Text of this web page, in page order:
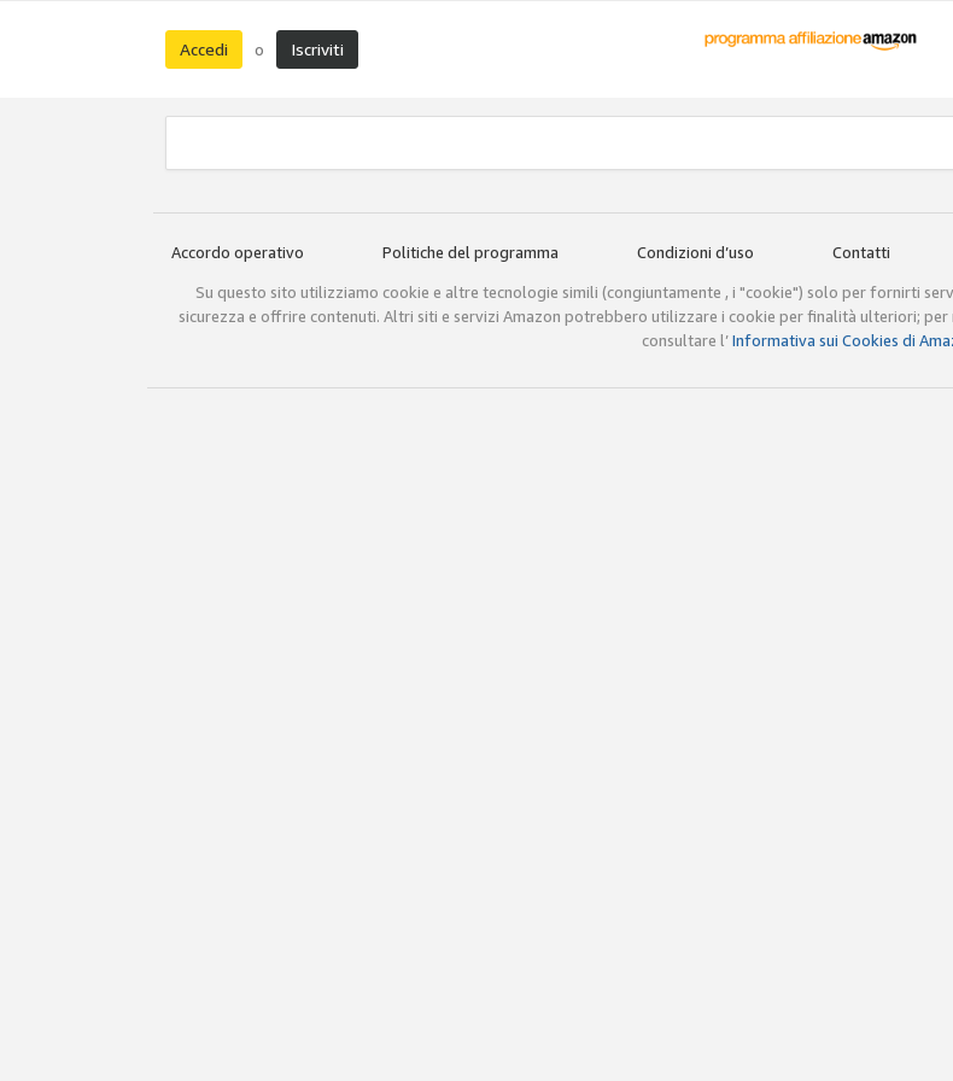
Accedi o Iscriviti
Accordo operativo Politiche del programma Condizioni d’uso Contatti
Su questo sito utilizziamo cookie e altre tecnologie simili (congiuntamente , i "cookie") solo per fornirti
sicurezza e offrire contenuti. Altri siti e servizi Amazon potrebbero utilizzare i cookie per finalità ulteriori;
consultare l’Informativa sui Cookies di